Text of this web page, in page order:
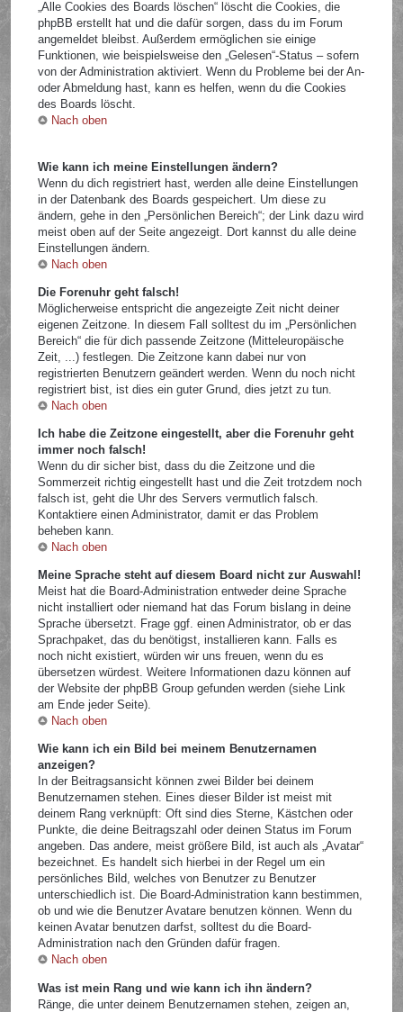
„Alle Cookies des Boards löschen“ löscht die Cookies, die
phpBB erstellt hat und die dafür sorgen, dass du im Forum
angemeldet bleibst. Außerdem ermöglichen sie einige
Funktionen, wie beispielsweise den „Gelesen“-Status – sofern
von der Administration aktiviert. Wenn du Probleme bei der An-
oder Abmeldung hast, kann es helfen, wenn du die Cookies
des Boards löscht.
Nach oben
Wie kann ich meine Einstellungen ändern?
Wenn du dich registriert hast, werden alle deine Einstellungen
in der Datenbank des Boards gespeichert. Um diese zu
ändern, gehe in den „Persönlichen Bereich“; der Link dazu wird
meist oben auf der Seite angezeigt. Dort kannst du alle deine
Einstellungen ändern.
Nach oben
Die Forenuhr geht falsch!
Möglicherweise entspricht die angezeigte Zeit nicht deiner
eigenen Zeitzone. In diesem Fall solltest du im „Persönlichen
Bereich“ die für dich passende Zeitzone (Mitteleuropäische
Zeit, ...) festlegen. Die Zeitzone kann dabei nur von
registrierten Benutzern geändert werden. Wenn du noch nicht
registriert bist, ist dies ein guter Grund, dies jetzt zu tun.
Nach oben
Ich habe die Zeitzone eingestellt, aber die Forenuhr geht
immer noch falsch!
Wenn du dir sicher bist, dass du die Zeitzone und die
Sommerzeit richtig eingestellt hast und die Zeit trotzdem noch
falsch ist, geht die Uhr des Servers vermutlich falsch.
Kontaktiere einen Administrator, damit er das Problem
beheben kann.
Nach oben
Meine Sprache steht auf diesem Board nicht zur Auswahl!
Meist hat die Board-Administration entweder deine Sprache
nicht installiert oder niemand hat das Forum bislang in deine
Sprache übersetzt. Frage ggf. einen Administrator, ob er das
Sprachpaket, das du benötigst, installieren kann. Falls es
noch nicht existiert, würden wir uns freuen, wenn du es
übersetzen würdest. Weitere Informationen dazu können auf
der Website der phpBB Group gefunden werden (siehe Link
am Ende jeder Seite).
Nach oben
Wie kann ich ein Bild bei meinem Benutzernamen
anzeigen?
In der Beitragsansicht können zwei Bilder bei deinem
Benutzernamen stehen. Eines dieser Bilder ist meist mit
deinem Rang verknüpft: Oft sind dies Sterne, Kästchen oder
Punkte, die deine Beitragszahl oder deinen Status im Forum
angeben. Das andere, meist größere Bild, ist auch als „Avatar“
bezeichnet. Es handelt sich hierbei in der Regel um ein
persönliches Bild, welches von Benutzer zu Benutzer
unterschiedlich ist. Die Board-Administration kann bestimmen,
ob und wie die Benutzer Avatare benutzen können. Wenn du
keinen Avatar benutzen darfst, solltest du die Board-
Administration nach den Gründen dafür fragen.
Nach oben
Was ist mein Rang und wie kann ich ihn ändern?
Ränge, die unter deinem Benutzernamen stehen, zeigen an,